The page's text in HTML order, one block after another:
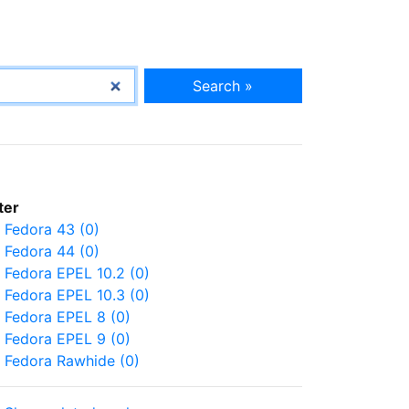
Search »
Fedora 43 (0)
Fedora 44 (0)
Fedora EPEL 10.2 (0)
Fedora EPEL 10.3 (0)
Fedora EPEL 8 (0)
Fedora EPEL 9 (0)
Fedora Rawhide (0)